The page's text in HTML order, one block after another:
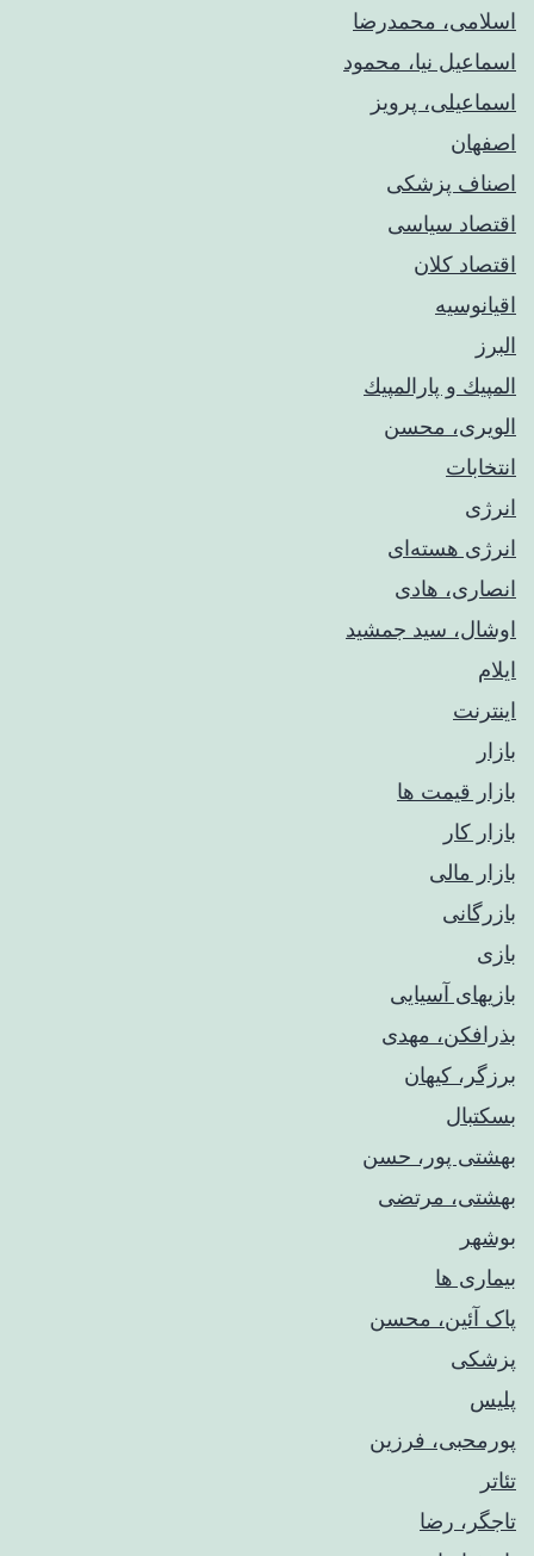
اسلامی، محمدرضا
اسماعیل نیا، محمود
اسماعیلی، پرویز
اصفهان
اصناف پزشکی
اقتصاد سیاسی
اقتصاد کلان
اقیانوسیه
البرز
المپيك و پارالمپيك
الویری، محسن
انتخابات
انرژی
انرژی هسته‌ای
انصاری، هادی
اوشال، سید جمشید
ایلام
اینترنت
بازار
بازار قیمت ها
بازار کار
بازار مالی
بازرگانی
بازی
بازیهای آسیایی
بذرافکن، مهدی
برزگر، کیهان
بسکتبال
بهشتی پور، حسن
بهشتی، مرتضی
بوشهر
بیماری ها
پاک آئین، محسن
پزشکی
پلیس
پورمحبی، فرزین
تئاتر
تاجگر، رضا